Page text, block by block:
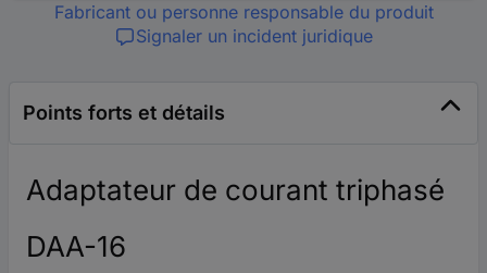
Fabricant ou personne responsable du produit
Signaler un incident juridique
Points forts et détails
Adaptateur de courant triphasé
DAA-16